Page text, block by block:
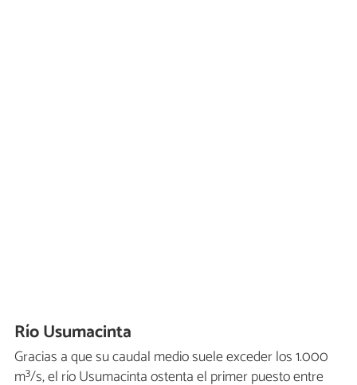
Río Usumacinta
Gracias a que su caudal medio suele exceder los 1.000
m³/s, el río Usumacinta ostenta el primer puesto entre